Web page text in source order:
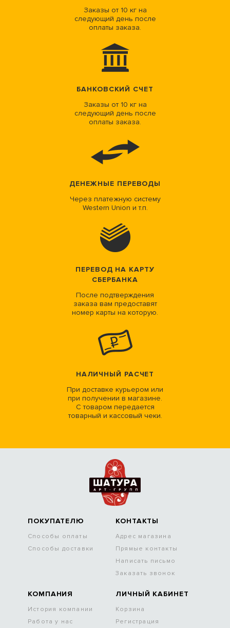
Заказы от 10 кг на
следующий день после
оплаты заказа.
БАНКОВСКИЙ СЧЕТ
Заказы от 10 кг на
следующий день после
оплаты заказа.
ДЕНЕЖНЫЕ ПЕРЕВОДЫ
Через платежную систему
Western Union и т.п.
ПЕРЕВОД НА КАРТУ
СБЕРБАНКА
После подтверждения
заказа вам предоставят
номер карты на которую.
НАЛИЧНЫЙ РАСЧЕТ
При доставке курьером или
при получении в магазине.
С товаром передается
товарный и кассовый чеки.
ПОКУПАТЕЛЮ
Способы оплаты
Способы доставки
КОНТАКТЫ
Адрес магазина
Прямые контакты
Написать письмо
Заказать звонок
КОМПАНИЯ
История компании
Работа у нас
ЛИЧНЫЙ КАБИНЕТ
Корзина
Регистрация